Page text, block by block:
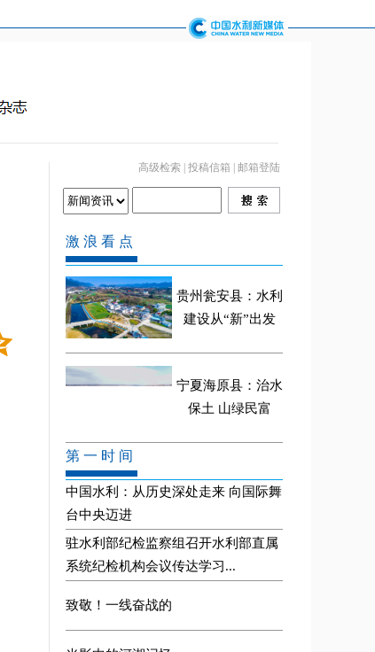
高级检索 投稿信箱 邮箱登陆